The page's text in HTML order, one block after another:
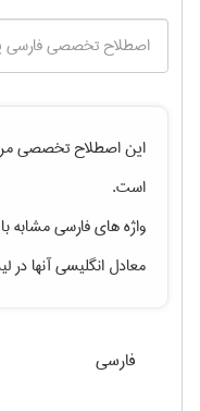
این اصطلاح تخصصی
است.
واژه های فارسی
معادل انگلیسی آنها
فارسی